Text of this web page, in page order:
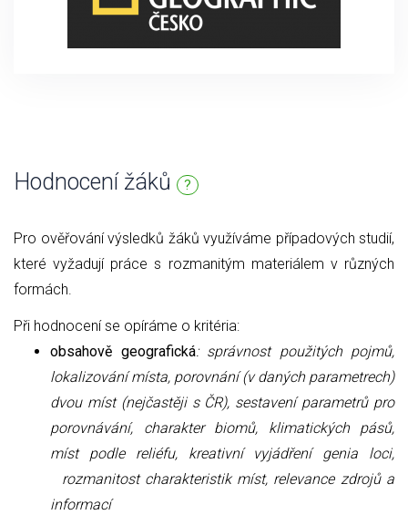
Hodnocení žáků ?
Pro ověřování výsledků žáků využíváme případových studií,
které vyžadují práce s rozmanitým materiálem v různých
formách.
Při hodnocení se opíráme o kritéria:
obsahově geografická: správnost použitých pojmů,
lokalizování místa, porovnání (v daných parametrech)
dvou míst (nejčastěji s ČR), sestavení parametrů pro
porovnávání, charakter biomů, klimatických pásů,
míst podle reliéfu, kreativní vyjádření genia loci,
rozmanitost charakteristik míst, relevance zdrojů a
informací